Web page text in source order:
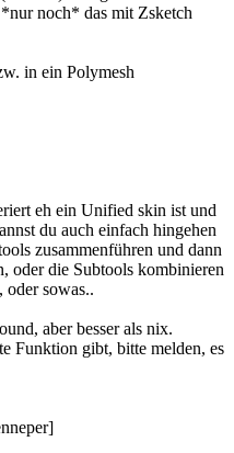
noch* das mit Zsketch
in ein Polymesh
eh ein Unified skin ist und
du auch einfach hingehen
zusammenführen und dann
oder die Subtools kombinieren
oder sowas..
aber besser als nix.
Funktion gibt, bitte melden, es